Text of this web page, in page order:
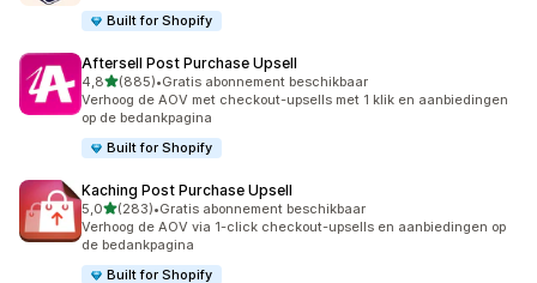
Built for Shopify
Aftersell Post Purchase Upsell
4,8van 5 sterren
(885)
885 recensies in totaal
•Gratis abonnement beschikbaar
Verhoog de AOV met checkout-upsells met 1 klik en aanbiedingen
op de bedankpagina
Built for Shopify
Kaching Post Purchase Upsell
5,0van 5 sterren
(283)
283 recensies in totaal
•Gratis abonnement beschikbaar
Verhoog de AOV via 1-click checkout-upsells en aanbiedingen op
de bedankpagina
Built for Shopify